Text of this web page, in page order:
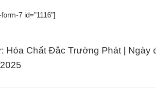
7 id="1116"]
Hóa Chất Đắc Trường Phát | Ngày